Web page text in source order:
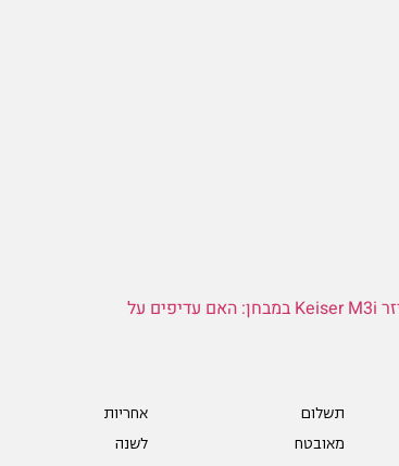
אופני הספינינג החכמים של קייזר Keiser M3i במבחן: האם עדיפים על
תשלום
מאובטח
אחריות
לשנה